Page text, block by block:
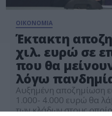
ΟΙΚΟΝΟΜΙΑ
Έκτακτη
χιλ. ευρώ σε
που θα
λόγω
Αυξημένη αποζημίωση
1.000- 4.000 ευρώ θα
των κλάδων στους